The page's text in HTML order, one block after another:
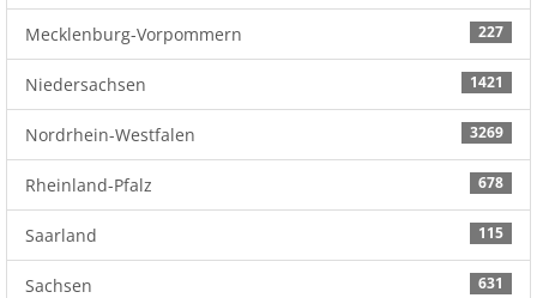
227
Mecklenburg-Vorpommern
1421
Niedersachsen
3269
Nordrhein-Westfalen
678
Rheinland-Pfalz
115
Saarland
631
Sachsen